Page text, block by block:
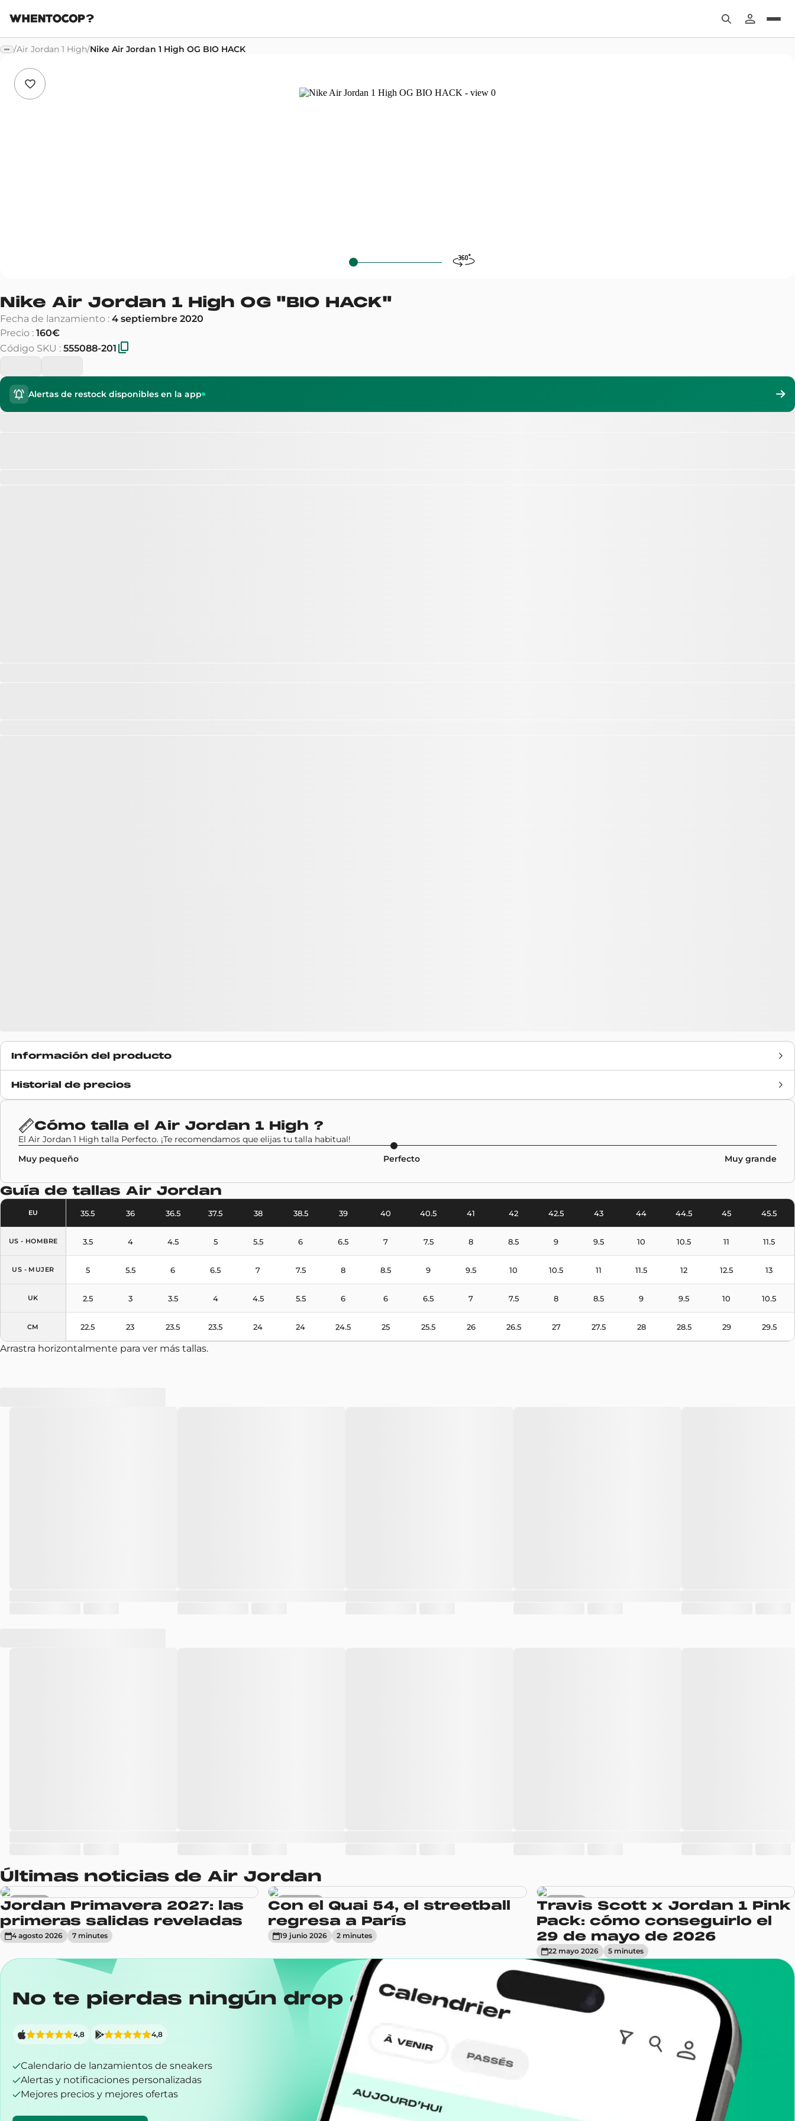
/Air Jordan 1 High/Nike Air Jordan 1 High OG BIO HACK
Nike Air Jordan 1 High OG "BIO HACK"
Fecha de lanzamiento : 4 septiembre 2020
Precio : 160€
Código SKU : 555088-201
Alertas de restock disponibles en la app
Información del producto
Fecha de lanzamiento
Código SKU
555088-201
Modelo
Air Jordan 1 High
Historial de precios
Cómo talla el Air Jordan 1 High ?
El Air Jordan 1 High talla Perfecto. ¡Te recomendamos que elijas tu talla habitual!
Muy pequeño
Perfecto Muy grande
Guía de tallas Air Jordan
EU
US - HOMBRE
US - MUJER
UK
CM
35.5 36 36.5 37.5 38 38.5 39 40 40.5 41 42 42.5 43 44 44.5 45 45.5
3.5 4 4.5 5 5.5 6 6.5 7 7.5 8 8.5 9 9.5 10 10.5 11 11.5
5 5.5 6 6.5 7 7.5 8 8.5 9 9.5 10 10.5 11 11.5 12 12.5 13
2.5 3 3.5 4 4.5 5.5 6 6 6.5 7 7.5 8 8.5 9 9.5 10 10.5
22.5 23 23.5 23.5 24 24 24.5 25 25.5 26 26.5 27 27.5 28 28.5 29 29.5
Arrastra horizontalmente para ver más tallas.
Últimas noticias de Air Jordan
Sneakers
Jordan Primavera 2027: las
primeras salidas reveladas
4 agosto 2026 7 minutes
Actualidad
Con el Quai 54, el streetball
regresa a París
19 junio 2026 2 minutes
Sneakers
Travis Scott x Jordan 1 Pink
Pack: cómo conseguirlo el
29 de mayo de 2026
22 mayo 2026 5minutes
No te pierdas ningún drop con la app WhenToCop?
Calendario de lanzamientos de sneakers
Alertas y notificaciones personalizadas
Mejores precios y mejores ofertas
4,8 4,8